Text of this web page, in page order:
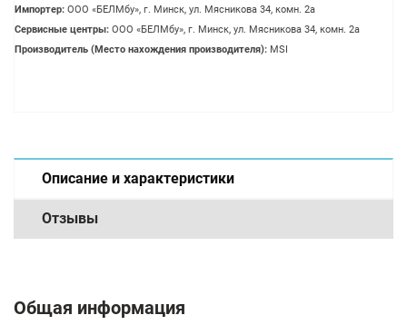
Импортер: OOO «БЕЛМбу», г. Минск, ул. Мясникова 34, комн. 2а
Сервисные центры: OOO «БЕЛМбу», г. Минск, ул. Мясникова 34, комн. 2а
Производитель (Место нахождения производителя): MSI
Описание и характеристики
Отзывы
Общая информация